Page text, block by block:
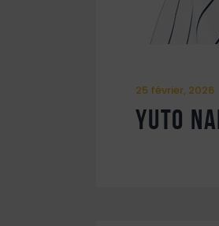
25 février, 2026
Yuto